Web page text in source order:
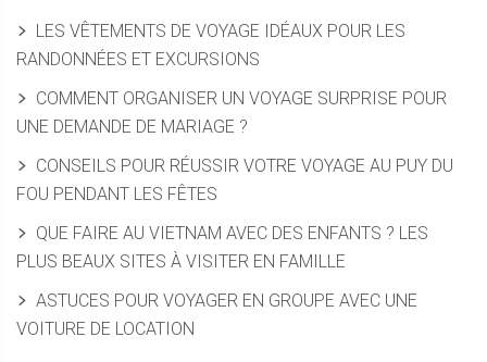
LES VÊTEMENTS DE VOYAGE IDÉAUX POUR LES
RANDONNÉES ET EXCURSIONS
COMMENT ORGANISER UN VOYAGE SURPRISE POUR
UNE DEMANDE DE MARIAGE ?
CONSEILS POUR RÉUSSIR VOTRE VOYAGE AU PUY DU
FOU PENDANT LES FÊTES
QUE FAIRE AU VIETNAM AVEC DES ENFANTS ? LES
PLUS BEAUX SITES À VISITER EN FAMILLE
ASTUCES POUR VOYAGER EN GROUPE AVEC UNE
VOITURE DE LOCATION